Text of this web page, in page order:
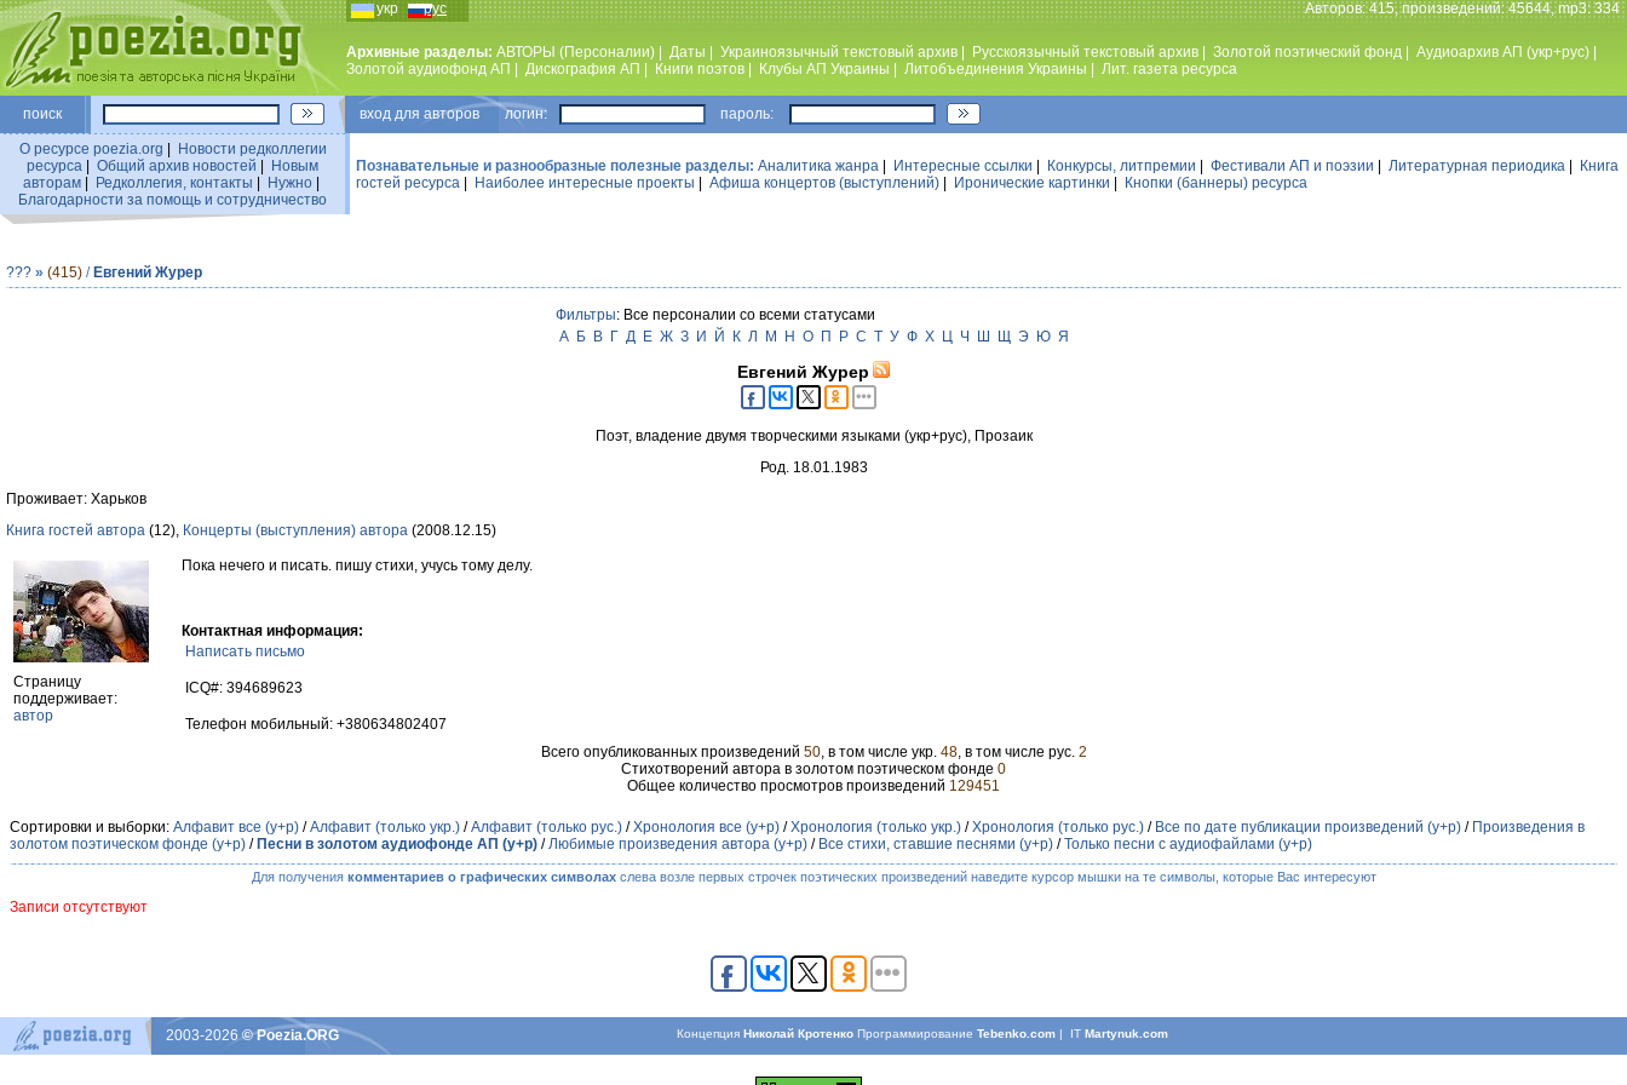
укр рус Авторов: 415, произведений: 45644, mp3: 334
Архивные разделы: АВТОРЫ (Персоналии) Даты Украиноязычный текстовый архив Русскоязычный текстовый архив Золотой поэтический фонд Аудиоархив АП (укр+рус)
Золотой аудиофонд АП
Дискография АП Книги поэтов Клубы АП Украины Литобъединения Украины Лит. газета ресурса
поиск вход для авторов логин: пароль:
О ресурсе poezia.org
Новости редколлегии
ресурса
Общий архив новостей
Новым
авторам| Редколлегия, контакты Нужно|
Благодарности за помощь и сотрудничество
Познавательные и разнообразные полезные разделы: Аналитика жанра Интересные ссылки Конкурсы, литпремии Фестивали АП и поэзии Литературная периодика
Книга
гостей ресурса
Наиболее интересные проекты Афиша концертов (выступлений) Иронические картинки Кнопки (баннеры) ресурса
??? » (415) / Евгений Журер
Фильтры: Все персоналии со всеми статусами
А
Б В Г Д Е Ж З И Й К Л М Н О П Р С Т У Ф Х Ц Ч Ш Щ Э Ю Я
Евгений Журер
Поэт, владение двумя творческими языками (укр+рус), Прозаик
Род. 18.01.1983
Проживает: Харьков
Книга гостей автора (12), Концерты (выступления) автора (2008.12.15)
Страницу
поддерживает:
автор
Пока нечего и писать. пишу стихи, учусь тому делу.
Контактная информация:
Написать письмо
ICQ#: 394689623
Телефон мобильный: +380634802407
Всего опубликованных произведений 50, в том числе укр. 48, в том числе рус. 2
Стихотворений автора в золотом поэтическом фонде 0
Общее количество просмотров произведений 129451
Сортировки и выборки: Алфавит все (у+р) /Алфавит (только укр.) /Алфавит (только рус.) /Хронология все (у+р) /Хронология (только укр.) /Хронология (только рус.) / Все по дате публикации произведений (у+р) / Произведения в
золотом поэтическом фонде (у+р) / Песни в золотом аудиофонде АП (у+р) /Любимые произведения автора (у+р) / Все стихи, ставшие песнями (у+р) /Только песни с аудиофайлами (у+р)
Для получения комментариев о графических символахслева возле первых строчек поэтических произведений наведите курсор мышки на те символы, которые Вас интересуют
Записи отсутствуют
КонцепцияНиколай Кротенко ПрограммированиеTebenko.com | ITMartynuk.com
2003-2026© Poezia.ORG